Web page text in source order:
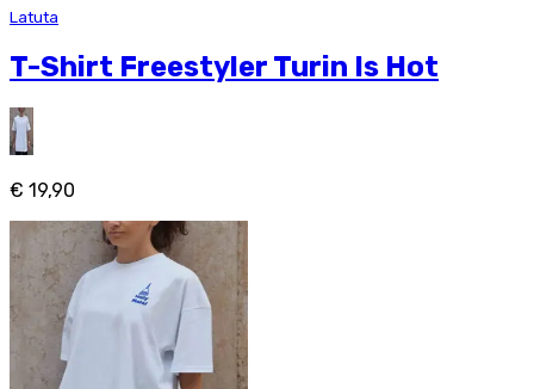
Latuta
T-Shirt Freestyler Turin Is Hot
€ 19,90